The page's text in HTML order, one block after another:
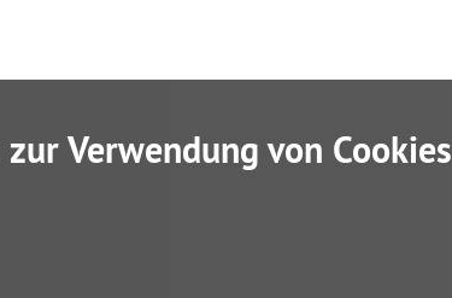
Verwendung von Cookies